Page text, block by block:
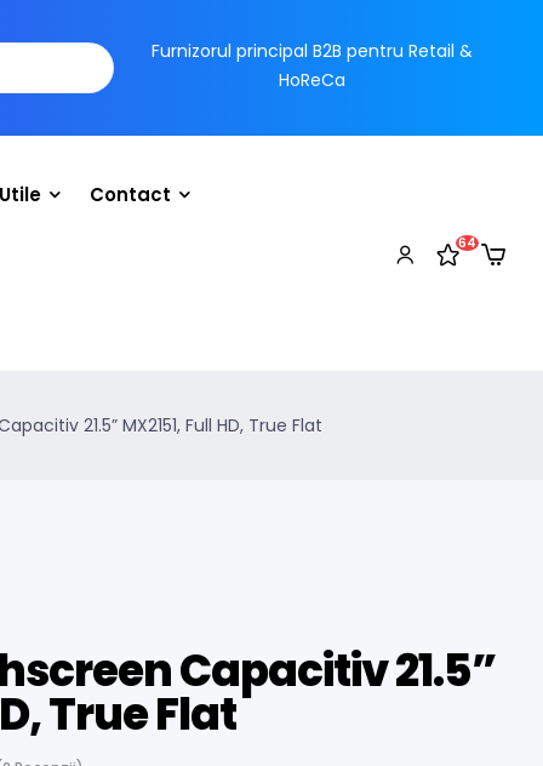
Furnizorul principal B2B pentru Retail &
HoReCa
Utile Contact
64
21.5” MX2151, Full HD, True Flat
Capacitiv 21.5”
True Flat